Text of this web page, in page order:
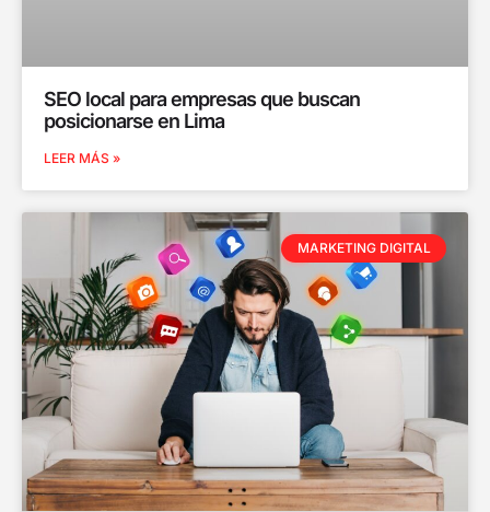
SEO local para empresas que buscan
posicionarse en Lima
LEER MÁS »
MARKETING DIGITAL